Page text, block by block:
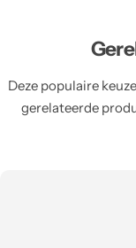
Deze populaire
gerelateerde